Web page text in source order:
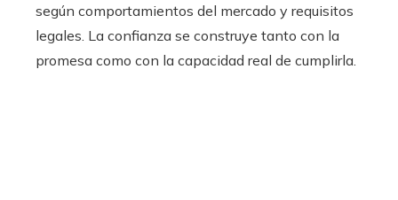
según comportamientos del mercado y requisitos
legales. La confianza se construye tanto con la
promesa como con la capacidad real de cumplirla.